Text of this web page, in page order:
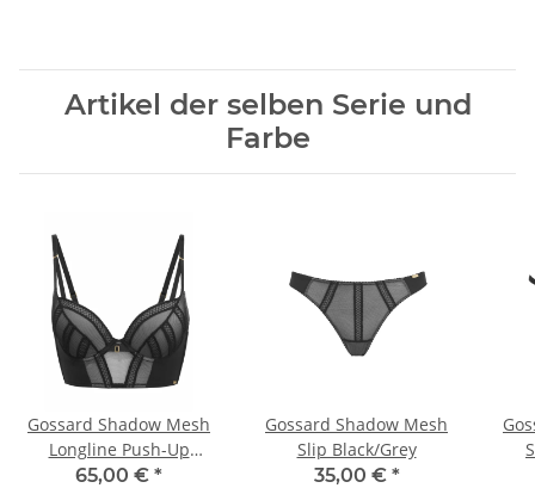
Artikel der selben Serie und
Farbe
Gossard Shadow Mesh
Longline Push-Up
Black/Grey
65,00 € *
Gossard Shadow Mesh
Slip Black/Grey
35,00 € *